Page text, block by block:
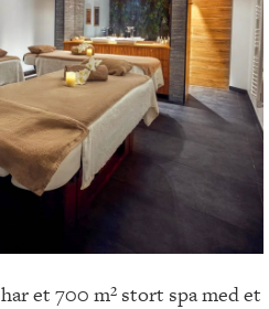
har et 700 m² stort spa med et